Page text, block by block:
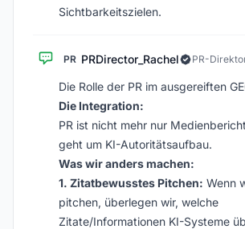
Sichtbarkeitszielen.
PR PRDirector_Rachel PR-
Die Rolle der PR im ausgereiften
Die Integration:
PR ist nicht mehr nur
geht um KI-Autoritätsaufbau.
Was wir anders machen:
1. Zitatbewusstes Pitchen: Wenn
pitchen, überlegen wir, welche
Zitate/Informationen KI-Systeme